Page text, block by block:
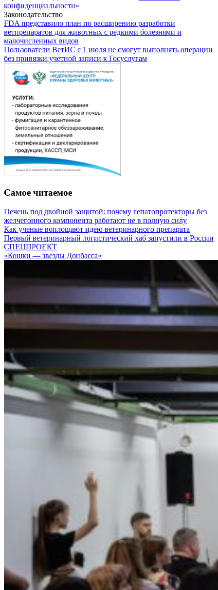
конфиденциальности»
Законодательство
FDA представило план по расширению разработки
ветпрепаратов для животных с редкими болезнями и
малочисленных видов
Пользователи ВетИС с 1 июля не смогут выполнять операции
без привязки учетной записи к Госуслугам
Самое читаемое
Печень под двойной защитой: почему гепатопротекторы без
желчегонного компонента работают не в полную силу
Как ученые воплощают идею ветеринарного препарата
Первый ветеринарный логистический хаб запустили в России
СПЕЦПРОЕКТ
«Кошки — звезды Донбасса»